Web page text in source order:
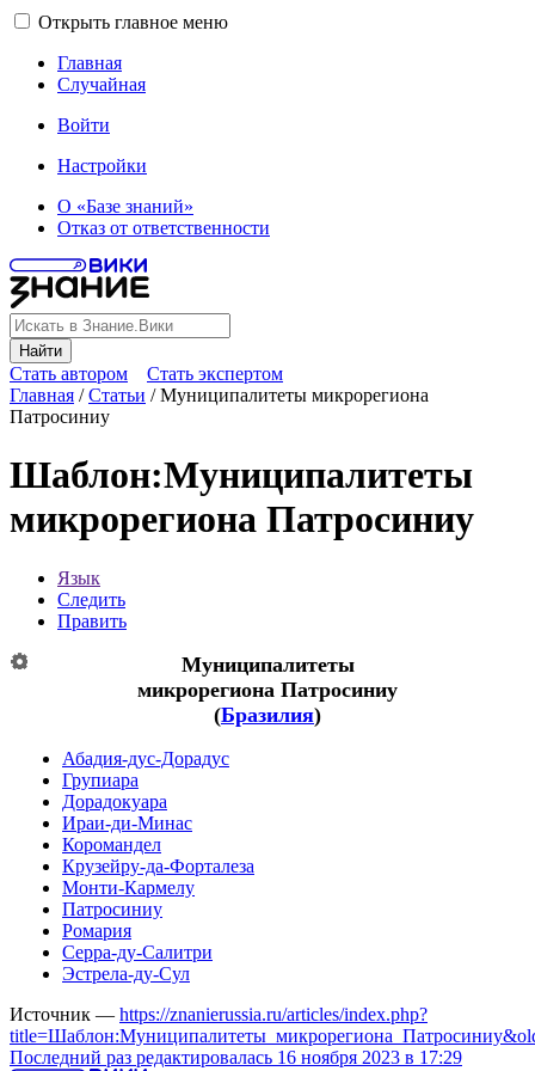
Открыть главное меню
Главная
Случайная
Войти
Настройки
О «Базе знаний»
Отказ от ответственности
Найти
Стать автором
Стать экспертом
Главная /Статьи /Муниципалитеты микрорегиона
Патросиниу
Шаблон:Муниципалитеты
микрорегиона Патросиниу
Язык
Следить
Править
Муниципалитеты
микрорегиона Патросиниу
(Бразилия)
Абадия-дус-Дорадус
Групиара
Дорадокуара
Ираи-ди-Минас
Коромандел
Крузейру-да-Форталеза
Монти-Кармелу
Патросиниу
Ромария
Серра-ду-Салитри
Эстрела-ду-Сул
Источник — https://znanierussia.ru/articles/index.php?
Последний раз редактировалась 16 ноября 2023 в 17:29